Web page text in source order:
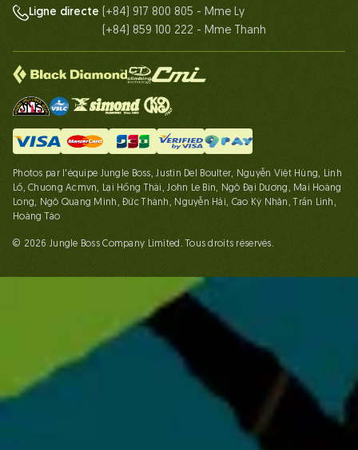
Ligne directe
(+84) 917 800 805 - Mme Ly
(+84) 859 100 222 - Mme Thanh
Photos par l'équipe Jungle Boss, Justin Del Boulter, Nguyễn Việt Hùng, Linh
Lố, Chuong Acmvn, Lại Hồng Thái, John Le Bin, Ngô Đại Dương, Mai Hoàng
Long, Ngô Quang Minh, Đức Thành, Nguyễn Hải, Cao Kỳ Nhân, Trần Linh,
Hoàng Táo
© 2026 Jungle Boss Company Limited. Tous droits réservés.